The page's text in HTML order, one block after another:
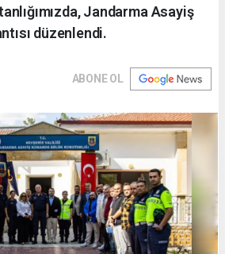
Jandarma Asayiş
düzenlendi.
ABONE OL